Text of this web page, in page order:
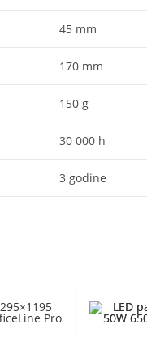
45 mm
170 mm
150 g
30 000 h
3 godine